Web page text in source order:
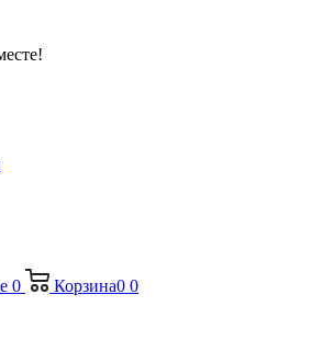
0 Корзина0 0